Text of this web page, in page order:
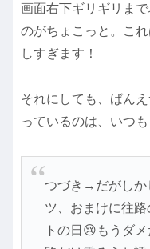
画面右下ギリギリま
のがちょこっと。こ
しすぎます！
それにしても、ばん
っているのは、いつ
つづき→だがしか
ツ、おまけに往
トの日😢もうダ